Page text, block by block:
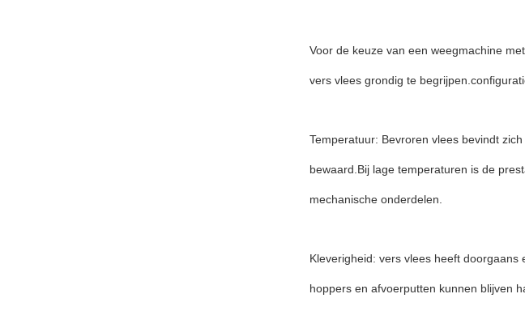
Voor de keuze van een weegmachine
vers vlees grondig te
Temperatuur: Bevroren vlees bevindt
bewaard.Bij lage temperaturen is de
mechanische onderdelen.
Kleverigheid: vers vlees heeft
hoppers en afvoerputten kunnen blijven